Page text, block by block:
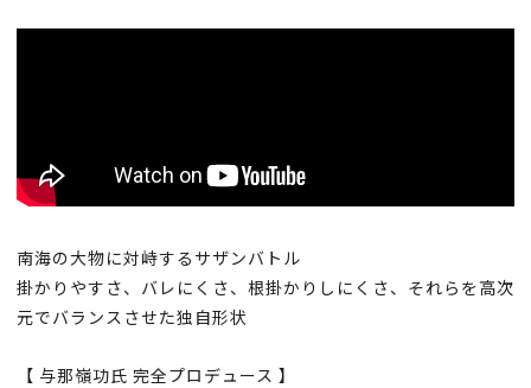
南海の大物に対峙するサザンバトル
掛かりやすさ、バレにくさ、根掛かりしにくさ、それらを高次
元でバランスさせた独自形状
【 与那嶺功氏 完全プロデュース 】